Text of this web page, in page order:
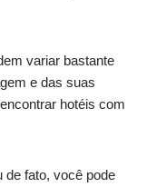
variar bastante
e das suas
hotéis com
de fato, você pode